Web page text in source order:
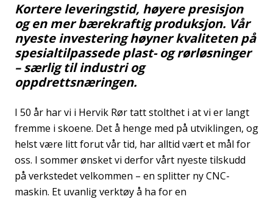
Kortere leveringstid, høyere presisjon
og en mer bærekraftig produksjon. Vår
nyeste investering høyner kvaliteten på
spesialtilpassede plast- og rørløsninger
– særlig til industri og
oppdrettsnæringen.
I 50 år har vi i Hervik Rør tatt stolthet i at vi er langt
fremme i skoene. Det å henge med på utviklingen, og
helst være litt forut vår tid, har alltid vært et mål for
oss. I sommer ønsket vi derfor vårt nyeste tilskudd
på verkstedet velkommen – en splitter ny CNC-
maskin. Et uvanlig verktøy å ha for en